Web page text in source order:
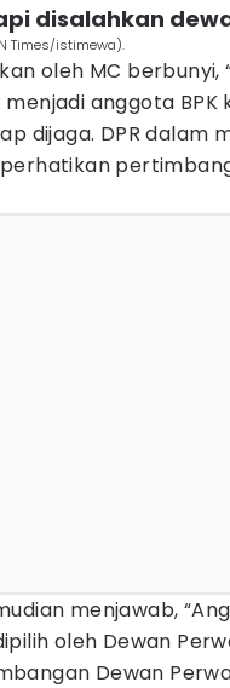
disalahkan
Times/istimewa).
oleh MC berbunyi,
anggota
dijaga. DPR dalam
menjawab,
oleh Dewan
Dewan